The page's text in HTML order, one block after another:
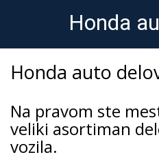
Honda
Honda auto
Na pravom ste
veliki asortiman
vozila.